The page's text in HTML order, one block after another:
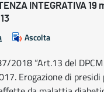
INTEGRATIVA 19
Ascolta
2018 “Art.13 del DPCM
Erogazione di presidi